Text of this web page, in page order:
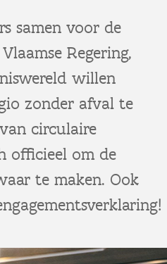
samen voor de
Regering,
willen
zonder afval te
circulaire
officieel om de
te maken. Ook